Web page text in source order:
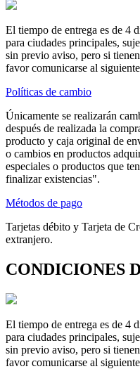
El tiempo de entrega es de 4
para ciudades principales,
sin previo aviso, pero si
favor comunicarse al
Políticas de cambio
Únicamente se realizarán
después de realizada la
producto y caja original de
o cambios en productos
especiales o productos que
finalizar existencias".
Métodos de pago
Tarjetas débito y Tarjeta de
extranjero.
CONDICIONES
El tiempo de entrega es de 4
para ciudades principales,
sin previo aviso, pero si
favor comunicarse al